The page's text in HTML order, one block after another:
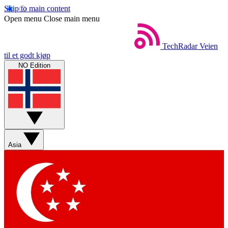
Skip to main content
Open menu Close main menu
TechRadar Veien
til et godt kjøp
NO Edition
Asia